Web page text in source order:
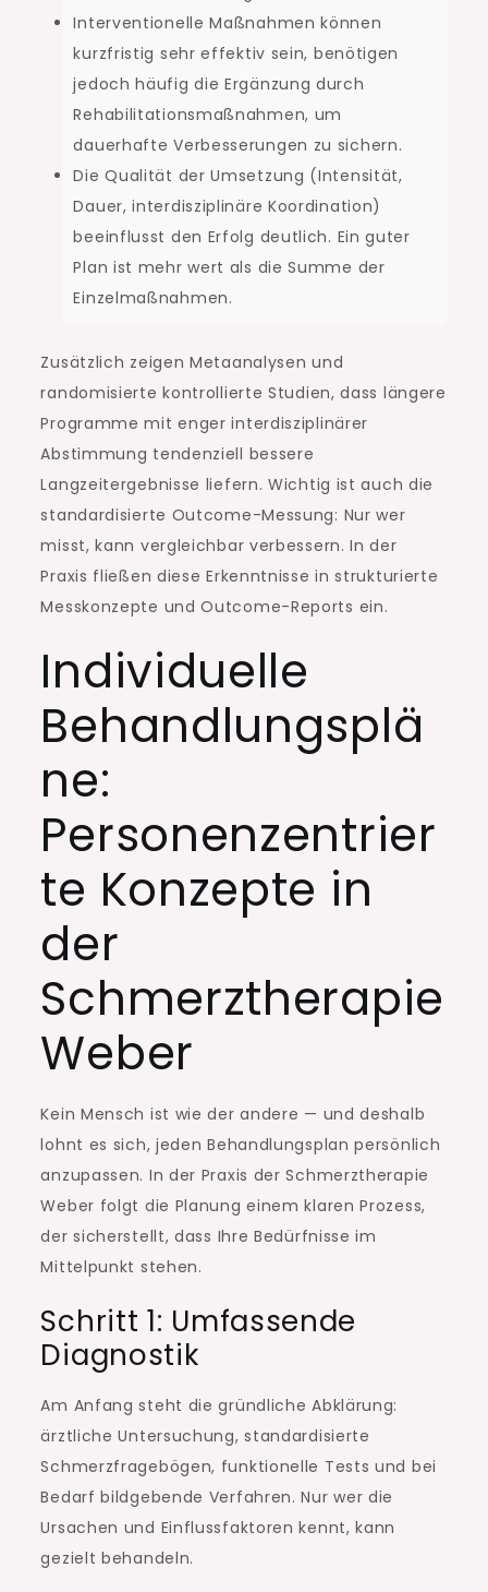
Interventionelle Maßnahmen können
kurzfristig sehr effektiv sein, benötigen
jedoch häufig die Ergänzung durch
Rehabilitationsmaßnahmen, um
dauerhafte Verbesserungen zu sichern.
Die Qualität der Umsetzung (Intensität,
Dauer, interdisziplinäre Koordination)
beeinflusst den Erfolg deutlich. Ein guter
Plan ist mehr wert als die Summe der
Einzelmaßnahmen.
Zusätzlich zeigen Metaanalysen und
randomisierte kontrollierte Studien, dass längere
Programme mit enger interdisziplinärer
Abstimmung tendenziell bessere
Langzeitergebnisse liefern. Wichtig ist auch die
standardisierte Outcome-Messung: Nur wer
misst, kann vergleichbar verbessern. In der
Praxis fließen diese Erkenntnisse in strukturierte
Messkonzepte und Outcome-Reports ein.
Individuelle
Behandlungsplä
ne:
Personenzentrier
te Konzepte in
der
Schmerztherapie
Weber
Kein Mensch ist wie der andere — und deshalb
lohnt es sich, jeden Behandlungsplan persönlich
anzupassen. In der Praxis der Schmerztherapie
Weber folgt die Planung einem klaren Prozess,
der sicherstellt, dass Ihre Bedürfnisse im
Mittelpunkt stehen.
Schritt 1: Umfassende
Diagnostik
Am Anfang steht die gründliche Abklärung:
ärztliche Untersuchung, standardisierte
Schmerzfragebögen, funktionelle Tests und bei
Bedarf bildgebende Verfahren. Nur wer die
Ursachen und Einflussfaktoren kennt, kann
gezielt behandeln.